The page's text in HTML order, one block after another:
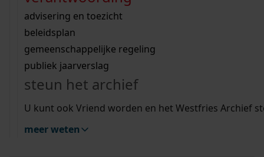
bouwvergunningen
omgevingsvergunningen
vergunningen
beeld en geluid
uitleg nodig?
Wij helpen u op weg met een aantal zoektips.
bekijk alle zoektips
Wij helpen u op weg met een aantal zoektips.
bekijk alle zoektips
bekijk ons geschiedenislokaal
advisering en toezicht
beleidsplan
gemeenschappelijke regeling
publiek jaarverslag
steun het archief
U kunt ook Vriend worden en het Westfries Archief
meer weten
zoektips
Mijn Studiezaal (inloggen)
uw zoekopdracht te